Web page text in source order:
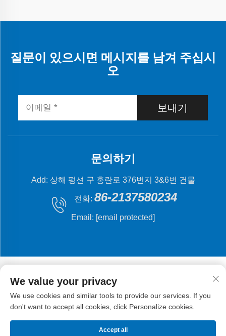
질문이 있으시면 메시지를 남겨 주십시
오
보내기
문의하기
Add: 상해 펑션 구 홍란로 376번지 3&6번 건물
전화: 86-2137580234
Email: [email protected]
저작권 © 2024 상해 플라잉 피시 기계 제조 유한 회사.
We value your privacy
We use cookies and similar tools to provide our services. If you
don't want to accept all cookies, click Personalize cookies.
Accept all